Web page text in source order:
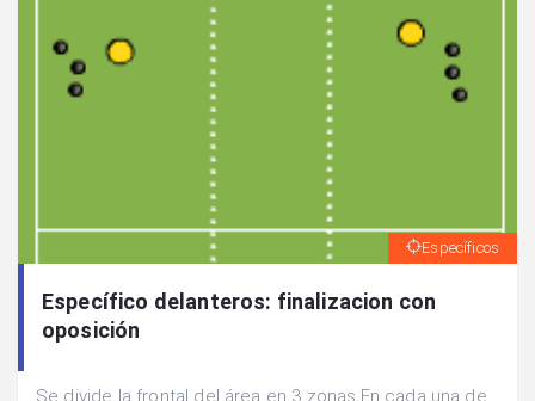
Específicos
Específico delanteros: finalizacion con
oposición
Se divide la frontal del área en 3 zonas.En cada una de